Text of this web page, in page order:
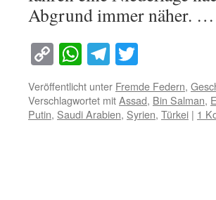
Abgrund immer näher. …
Copy
Link
WhatsApp
Telegram
Veröffentlicht unter Fremde Federn,
Verschlagwortet mitAssad, Bin Salman,
Putin, Saudi Arabien, Syrien, Türkei | 1